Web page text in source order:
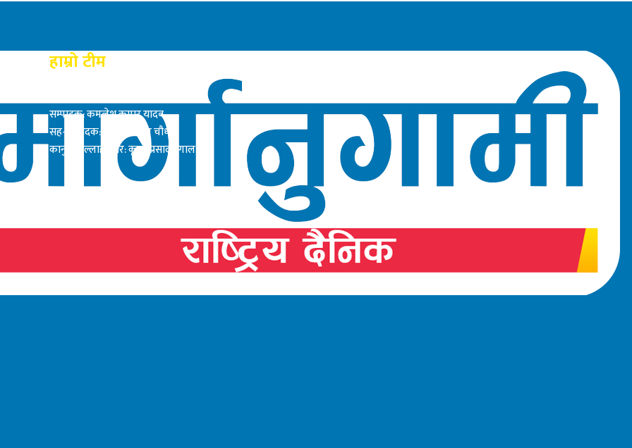
हाम्रो टीम
सम्पादक: कमलेश कुमार यादव
सह-सम्पादक: सत्य नारायण चौधरी
कानुनी सल्लाहाकार: कृष्ण प्रसाद दंगाल